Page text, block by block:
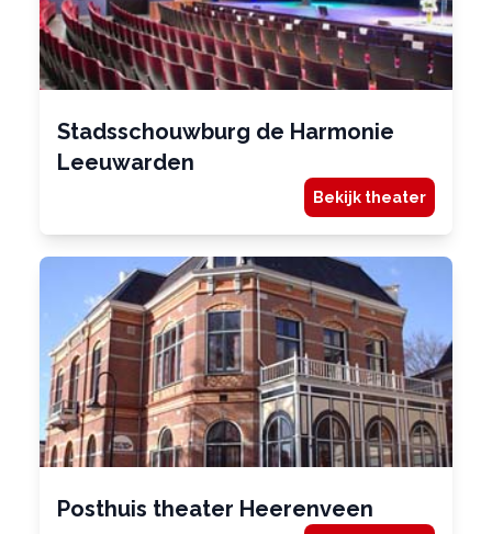
Stadsschouwburg de Harmonie
Leeuwarden
Bekijk theater
Posthuis theater Heerenveen